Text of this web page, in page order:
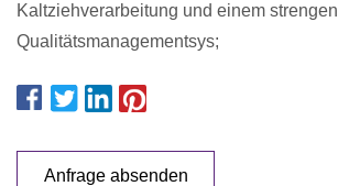
Kaltziehverarbeitung und einem strengen
Qualitätsmanagementsys;
Anfrage absenden